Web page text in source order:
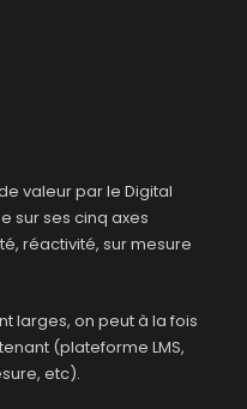
valeur par le Digital
sur ses cinq axes
réactivité, sur mesure
larges, on peut à la fois
(plateforme LMS,
etc).